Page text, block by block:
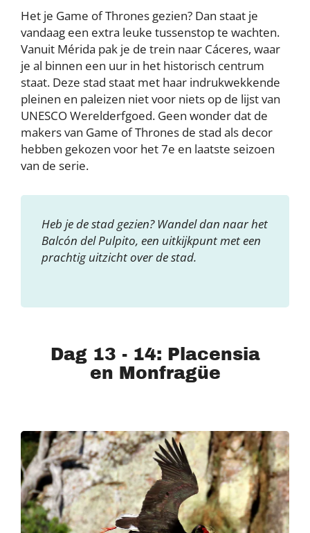
Het je Game of Thrones gezien? Dan staat je
vandaag een extra leuke tussenstop te wachten.
Vanuit Mérida pak je de trein naar Cáceres, waar
je al binnen een uur in het historisch centrum
staat. Deze stad staat met haar indrukwekkende
pleinen en paleizen niet voor niets op de lijst van
UNESCO Werelderfgoed. Geen wonder dat de
makers van Game of Thrones de stad als decor
hebben gekozen voor het 7e en laatste seizoen
van de serie.
Heb je de stad gezien? Wandel dan naar het
Balcón del Pulpito, een uitkijkpunt met een
prachtig uitzicht over de stad.
Dag 13 - 14: Placensia
en Monfragüe